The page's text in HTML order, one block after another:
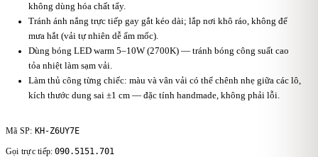
không dùng hóa chất tẩy.
Tránh ánh nắng trực tiếp gay gắt kéo dài; lắp nơi khô ráo, không để
mưa hắt (vải tự nhiên dễ ẩm mốc).
Dùng bóng LED warm 5–10W (2700K) — tránh bóng công suất cao
tỏa nhiệt làm sạm vải.
Làm thủ công từng chiếc: màu và vân vải có thể chênh nhẹ giữa các lô,
kích thước dung sai ±1 cm — đặc tính handmade, không phải lỗi.
Mã SP: KH-Z6UY7E
Gọi trực tiếp:090.5151.701